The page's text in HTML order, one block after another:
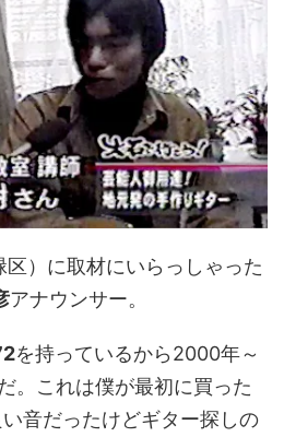
）に取材にいらっしゃった
アナウンサー。
を持っているから2000年～
。これは僕が最初に買った
音だったけどギター探しの